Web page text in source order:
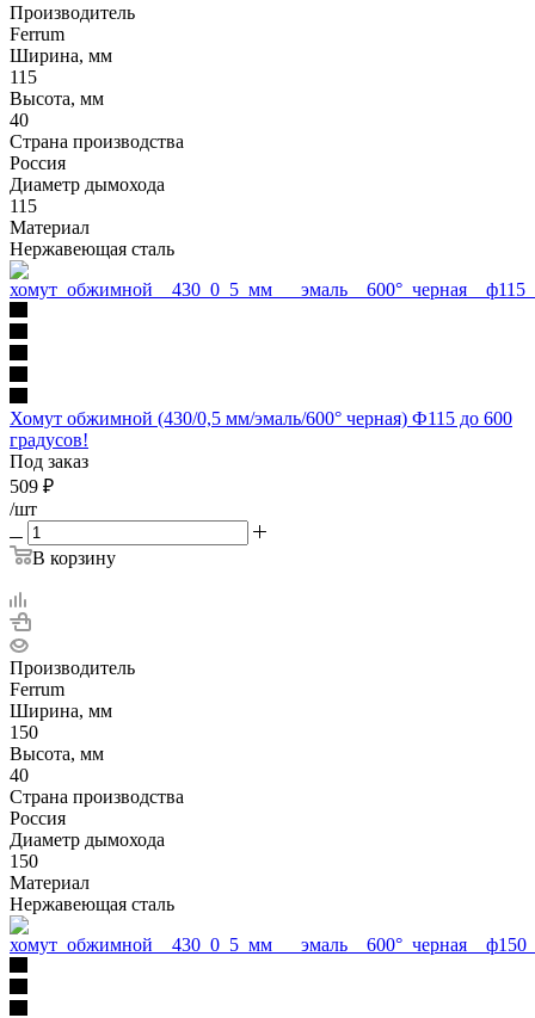
Производитель
Ferrum
Ширина, мм
115
Высота, мм
40
Страна производства
Россия
Диаметр дымохода
115
Материал
Нержавеющая сталь
Хомут обжимной (430/0,5 мм/эмаль/600° черная) Ф115 до 600
градусов!
Под заказ
509 ₽
/шт
В корзину
Производитель
Ferrum
Ширина, мм
150
Высота, мм
40
Страна производства
Россия
Диаметр дымохода
150
Материал
Нержавеющая сталь